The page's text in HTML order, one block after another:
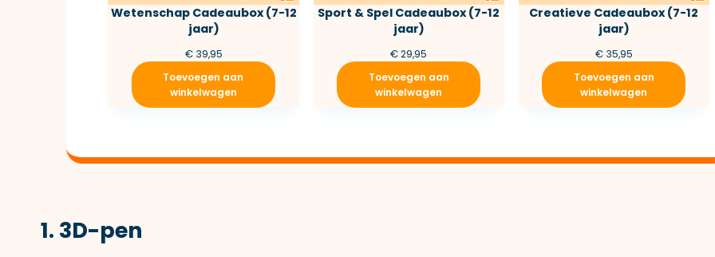
Wetenschap Cadeaubox (7-12
jaar)
€39,95
Toevoegen aan
winkelwagen
Sport & Spel Cadeaubox (7-12
jaar)
€29,95
Toevoegen aan
winkelwagen
Creatieve Cadeaubox (7-12
jaar)
€35,95
Toevoegen aan
winkelwagen
1. 3D-pen